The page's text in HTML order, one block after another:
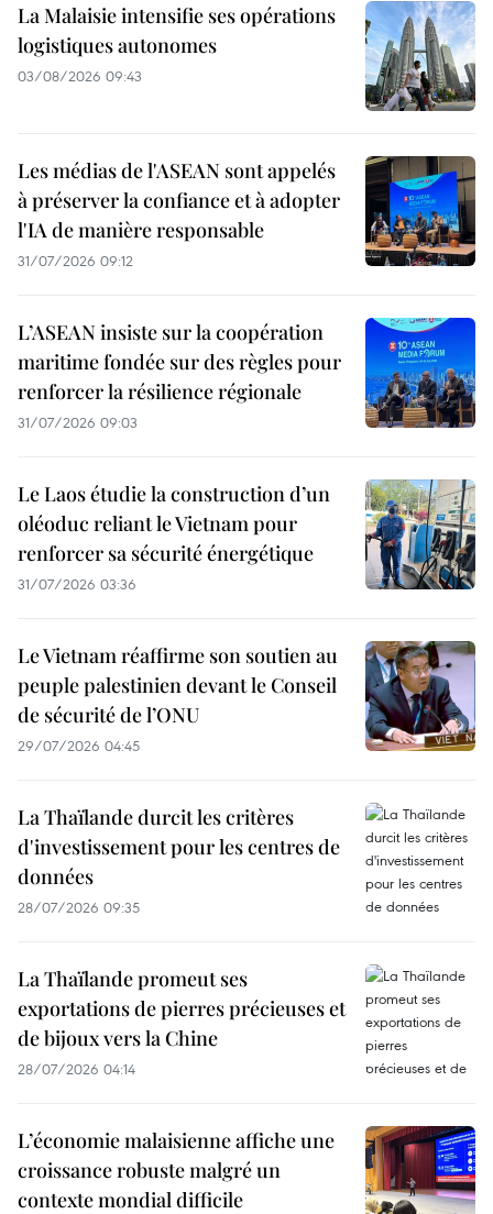
La Malaisie intensifie ses opérations
logistiques autonomes
03/08/2026 09:43
Les médias de l'ASEAN sont appelés
à préserver la confiance et à adopter
l'IA de manière responsable
31/07/2026 09:12
L’ASEAN insiste sur la coopération
maritime fondée sur des règles pour
renforcer la résilience régionale
31/07/2026 09:03
Le Laos étudie la construction d’un
oléoduc reliant le Vietnam pour
renforcer sa sécurité énergétique
31/07/2026 03:36
Le Vietnam réaffirme son soutien au
peuple palestinien devant le Conseil
de sécurité de l’ONU
29/07/2026 04:45
La Thaïlande durcit les critères
d'investissement pour les centres de
données
28/07/2026 09:35
La Thaïlande promeut ses
exportations de pierres précieuses et
de bijoux vers la Chine
28/07/2026 04:14
L’économie malaisienne affiche une
croissance robuste malgré un
contexte mondial difficile